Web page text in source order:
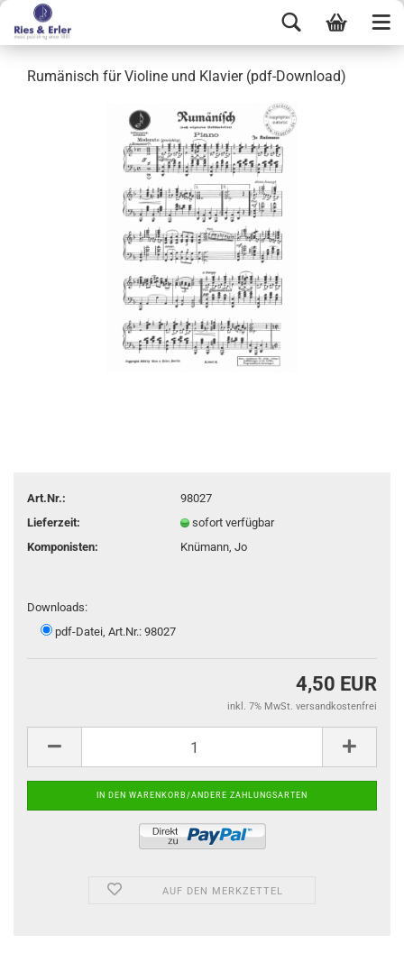
Rumänisch für Violine und Klavier (pdf-Download)
Art.Nr.:
98027
Lieferzeit:
sofort verfügbar
Komponisten:
Knümann, Jo
Downloads:
pdf-Datei, Art.Nr.: 98027
4,50 EUR
inkl. 7% MwSt. versandkostenfrei
AUF DEN MERKZETTEL